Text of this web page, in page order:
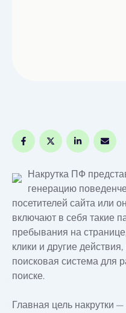
Накрутка ПФ
генерацию
посетителей сайта или
включают в себя такие
пребывания на
клики и другие
поисковая система для
поиске.
Главная цель накрутки